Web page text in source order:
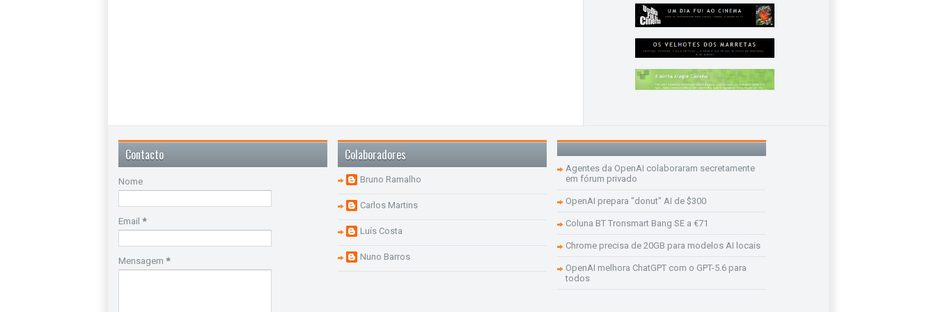
Contacto
Nome
Email *
Mensagem *
Colaboradores
Bruno Ramalho
Carlos Martins
Luís Costa
Nuno Barros
Agentes da OpenAI colaboraram secretamente
em fórum privado
OpenAI prepara "donut" AI de $300
Coluna BT Tronsmart Bang SE a €71
Chrome precisa de 20GB para modelos AI locais
OpenAI melhora ChatGPT com o GPT-5.6 para
todos